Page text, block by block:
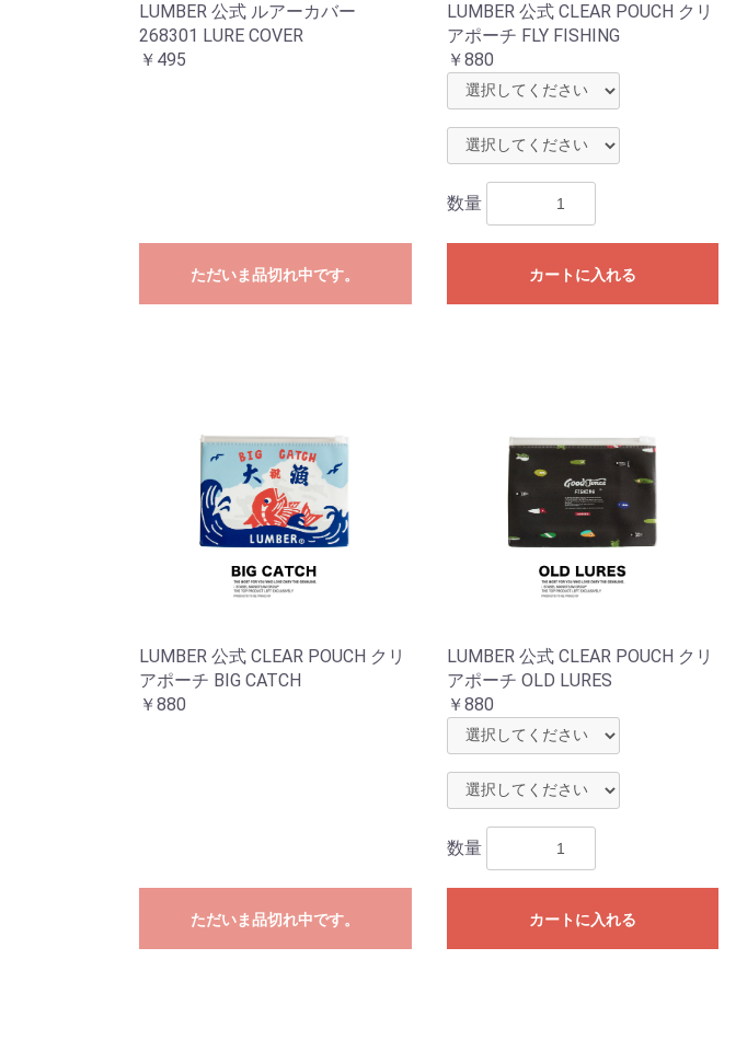
LUMBER 公式 ルアーカバー
268301 LURE COVER
￥495
ただいま品切れ中です。
LUMBER 公式 CLEAR POUCH クリ
アポーチ FLY FISHING
￥880
数量
カートに入れる
LUMBER 公式 CLEAR POUCH クリ
アポーチ BIG CATCH
￥880
ただいま品切れ中です。
LUMBER 公式 CLEAR POUCH クリ
アポーチ OLD LURES
￥880
数量
カートに入れる